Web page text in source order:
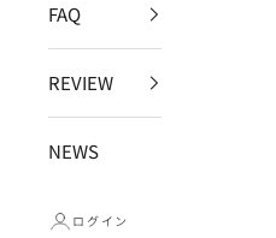
FAQ
REVIEW
NEWS
ログイン